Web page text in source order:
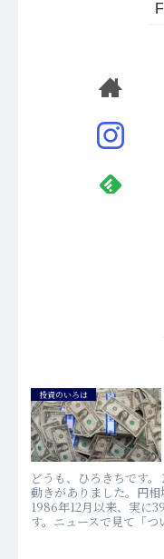
投資のいろは
どうも、ひろきちです
動きがありました。円相
1986年12月以来、実に
す。ニュースで見て「